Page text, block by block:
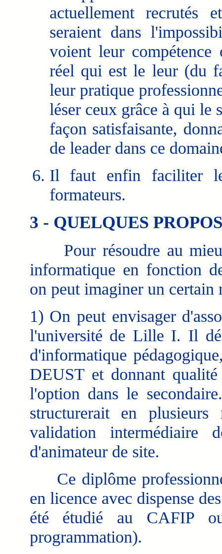
actuellement recrutés
seraient dans
voient leur compétence
réel qui est le leur (du
leur pratique
léser ceux grâce à qui le
façon satisfaisante,
de leader dans ce
Il faut enfin faciliter
formateurs.
3 - QUELQUES
Pour résoudre au
informatique en fonction
on peut imaginer un certain
1) On peut envisager
l'université de Lille I. Il
d'informatique
DEUST et donnant
l'option dans le
structurerait en
validation intermédiaire
d'animateur de site.
Ce diplôme
en licence avec dispense
été étudié au CAFIP
programmation).